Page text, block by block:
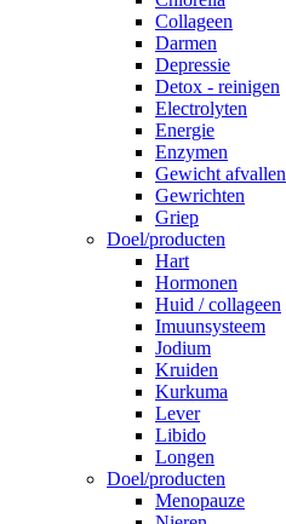
Collageen
Darmen
Depressie
Detox - reinigen
Electrolyten
Energie
Enzymen
Gewicht afvallen
Gewrichten
Griep
Doel/producten
Hart
Hormonen
Huid / collageen
Imuunsysteem
Jodium
Kruiden
Kurkuma
Lever
Libido
Longen
Doel/producten
Menopauze